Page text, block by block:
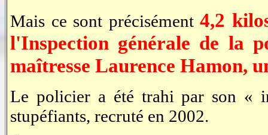
Mais ce sont précisément4,2
l'Inspection générale de la
maîtresse Laurence Hamon,
Le policier a été trahi par son «
stupéfiants, recruté en 2002.